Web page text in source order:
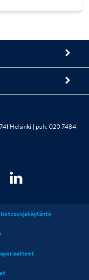
Helsinki | puh. 020 7484